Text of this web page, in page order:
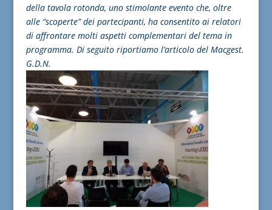
della tavola rotonda, uno stimolante evento che, oltre
alle “scoperte” dei partecipanti, ha consentito ai relatori
di affrontare molti aspetti complementari del tema in
programma. Di seguito riportiamo l’articolo del Macgest.
G.D.N.